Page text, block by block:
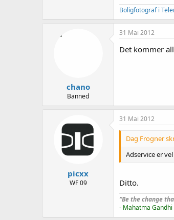
Boligfotograf i
chano
Banned
31 Mai 2012
Det kommer
picxx
WF 09
31 Mai 2012
Dag Frogner
Adservice er
Ditto.
“Be the change
- Mahatma Gandhi